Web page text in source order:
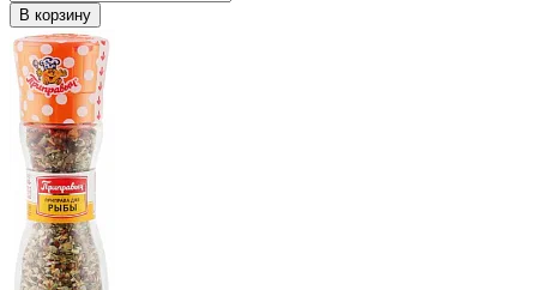
В корзину